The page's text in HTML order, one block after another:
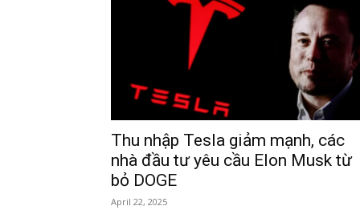
Thu nhập Tesla giảm mạnh, các
nhà đầu tư yêu cầu Elon Musk từ
bỏ DOGE
April 22, 2025